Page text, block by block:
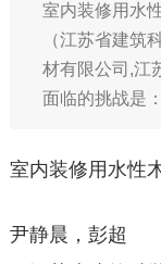
室内装修用水
（江苏省建筑
材有限公司,江
面临的挑战是
室内装修用水性
尹静晨，彭超